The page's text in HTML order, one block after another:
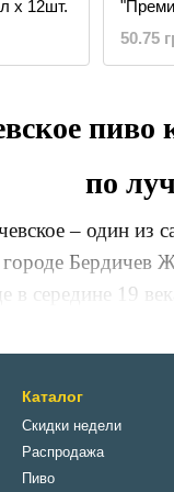
по
– один из
городе Бердичев
в середине 19
Ведь на
обработки и
пива
х 12шт.
50.75
Каталог
Скидки недели
Распродажа
Пиво